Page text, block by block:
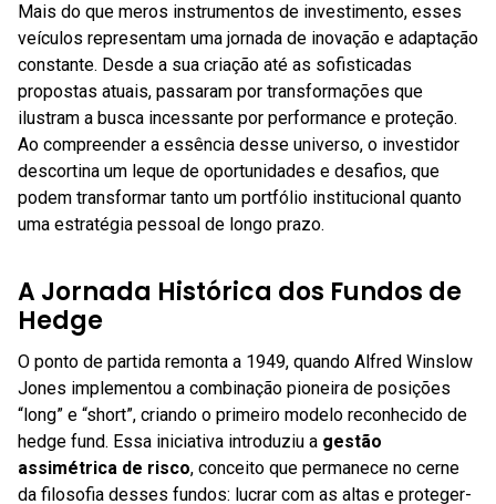
Mais do que meros instrumentos de investimento, esses
veículos representam uma jornada de inovação e adaptação
constante. Desde a sua criação até as sofisticadas
propostas atuais, passaram por transformações que
ilustram a busca incessante por performance e proteção.
Ao compreender a essência desse universo, o investidor
descortina um leque de oportunidades e desafios, que
podem transformar tanto um portfólio institucional quanto
uma estratégia pessoal de longo prazo.
A Jornada Histórica dos Fundos de
Hedge
O ponto de partida remonta a 1949, quando Alfred Winslow
Jones implementou a combinação pioneira de posições
“long” e “short”, criando o primeiro modelo reconhecido de
hedge fund. Essa iniciativa introduziu a gestão
assimétrica de risco, conceito que permanece no cerne
da filosofia desses fundos: lucrar com as altas e proteger-